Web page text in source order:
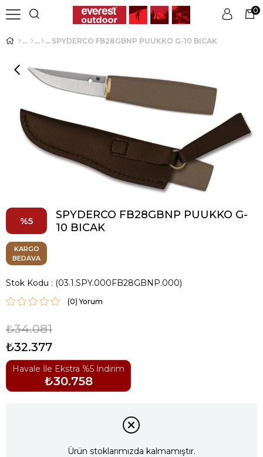
Üye Girişi Üye Ol
0
SPYDERCO FB28GBNP PUUKKO G-10 BICAK
5
SPYDERCO FB28GBNP PUUKKO G-
10 BICAK
KARGO
BEDAVA
Stok Kodu (03.1.SPY.000FB28GBNP.000)
(0)
₺34.081
₺32.377
Havale İle Ekstra %5 İndirim
₺30.758
Ürün stoklarımızda kalmamıştır.